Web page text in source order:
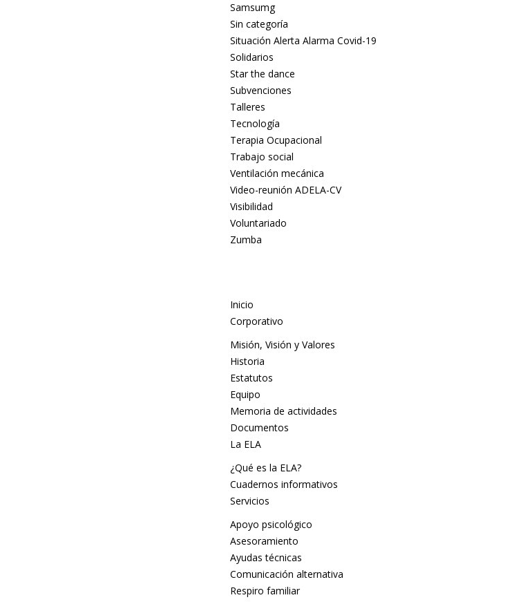
Samsumg
Sin categoría
Situación Alerta Alarma Covid-19
Solidarios
Star the dance
Subvenciones
Talleres
Tecnología
Terapia Ocupacional
Trabajo social
Ventilación mecánica
Video-reunión ADELA-CV
Visibilidad
Voluntariado
Zumba
Inicio
Corporativo
Misión, Visión y Valores
Historia
Estatutos
Equipo
Memoria de actividades
Documentos
La ELA
¿Qué es la ELA?
Cuadernos informativos
Servicios
Apoyo psicológico
Asesoramiento
Ayudas técnicas
Comunicación alternativa
Respiro familiar